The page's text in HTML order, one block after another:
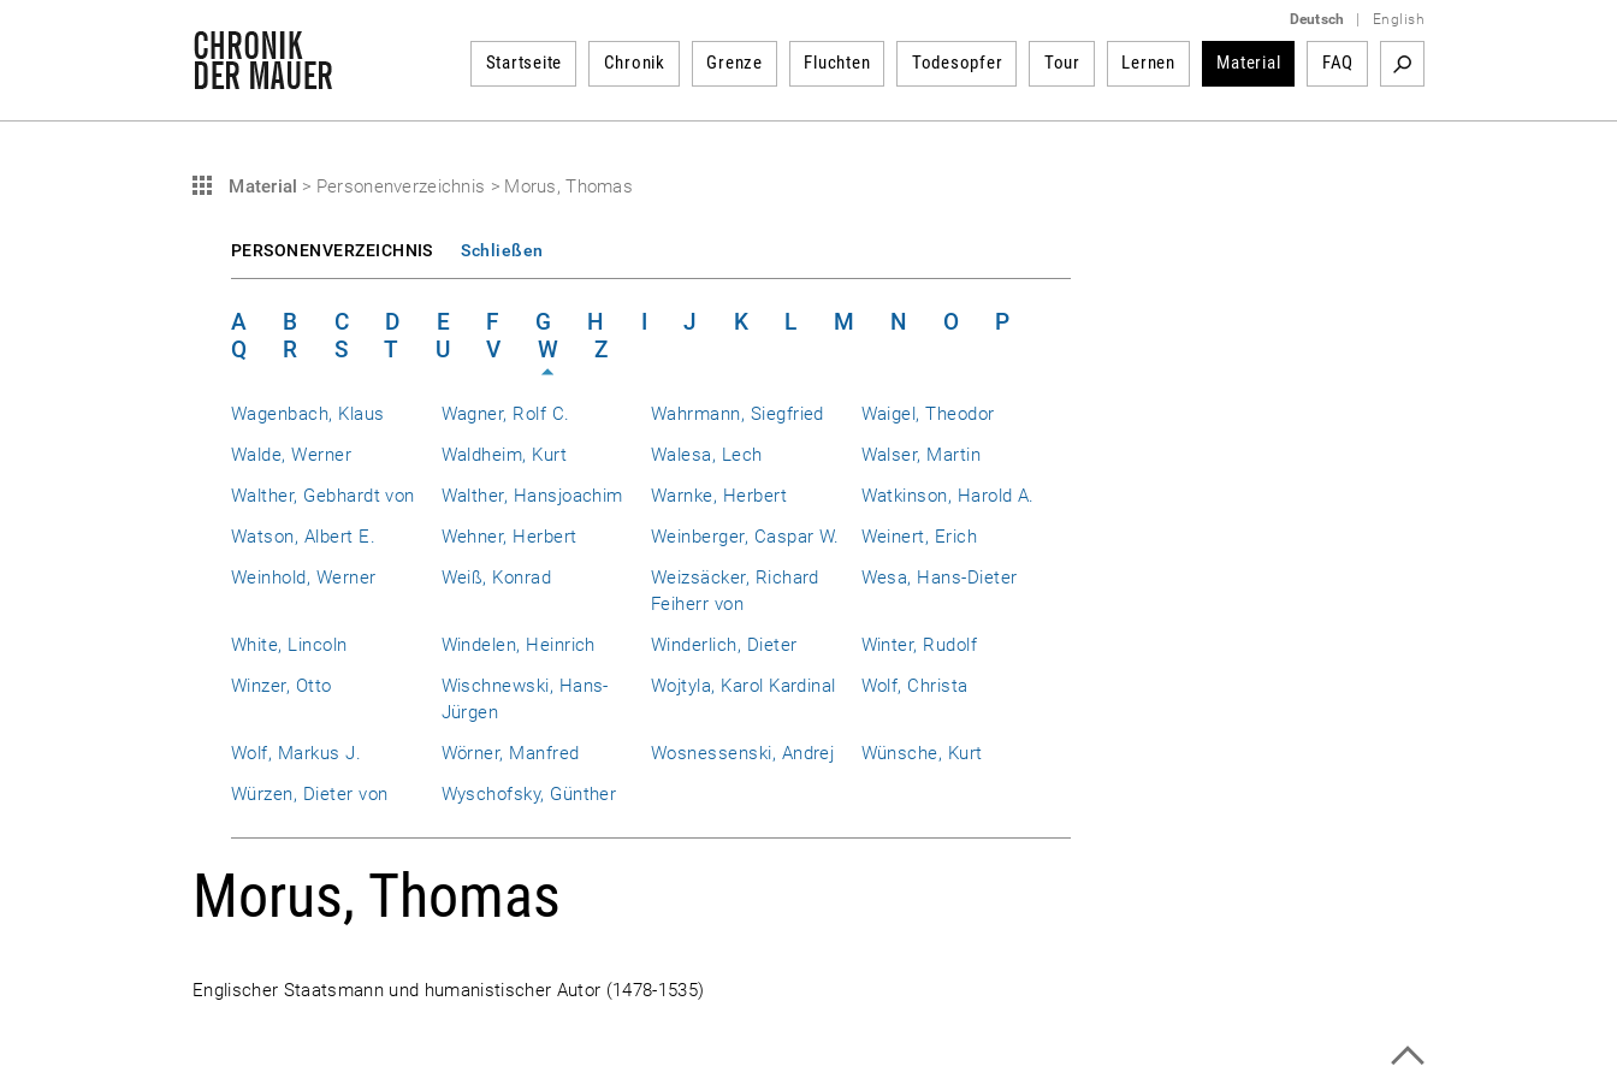
Deutsch English
Startseite Chronik Grenze Fluchten Todesopfer Tour Lernen Material FAQ
Material > Personenverzeichnis > Morus, Thomas
PERSONENVERZEICHNIS Schließen
A B C D E F G H I J K L M N O
P
Q
R S T U V W Z
Wagenbach, Klaus Wagner, Rolf C. Wahrmann, Siegfried
Waigel, Theodor
Walde, Werner
Waldheim, Kurt Walesa, Lech
Walser, Martin
Walther, Gebhardt von
Walther, Hansjoachim Warnke, Herbert
Watkinson, Harold A.
Watson, Albert E.
Wehner, Herbert Weinberger, Caspar W.
Weinert, Erich
Weinhold, Werner
Weiß, Konrad
Weizsäcker, Richard
Feiherr von
Wesa, Hans-Dieter
White, Lincoln Windelen, Heinrich Winderlich, Dieter
Winter, Rudolf
Winzer, Otto
Wischnewski, Hans-
Jürgen
Wojtyla, Karol Kardinal Wolf, Christa
Wolf, Markus J. Wörner, Manfred Wosnessenski, Andrej
Wünsche, Kurt
Würzen, Dieter von
Wyschofsky, Günther
Morus, Thomas
Englischer Staatsmann und humanistischer Autor (1478-1535)